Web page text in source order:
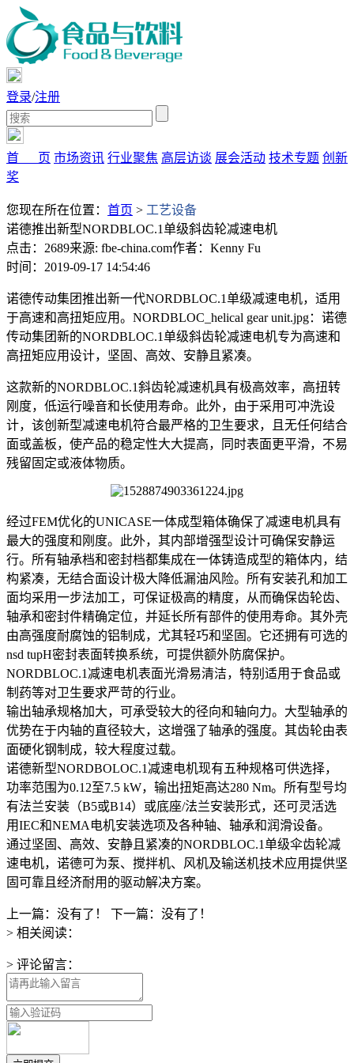
登录/注册
首 页 市场资讯 行业聚焦 高层访谈 展会活动 技术专题 创新
奖
您现在所在位置： 首页 > 工艺设备
诺德推出新型NORDBLOC.1单级斜齿轮减速电机
点击：2689来源: fbe-china.com作者：Kenny Fu
时间：2019-09-17 14:54:46
诺德传动集团推出新一代NORDBLOC.1单级减速电机，适用
于高速和高扭矩应用。NORDBLOC_helical gear unit.jpg：诺德
传动集团新的NORDBLOC.1单级斜齿轮减速电机专为高速和
高扭矩应用设计，坚固、高效、安静且紧凑。
这款新的NORDBLOC.1斜齿轮减速机具有极高效率，高扭转
刚度，低运行噪音和长使用寿命。此外，由于采用可冲洗设
计，该创新型减速电机符合最严格的卫生要求，且无任何结合
面或盖板，使产品的稳定性大大提高，同时表面更平滑，不易
残留固定或液体物质。
经过FEM优化的UNICASE一体成型箱体确保了减速电机具有
最大的强度和刚度。此外，其内部增强型设计可确保安静运
行。所有轴承档和密封档都集成在一体铸造成型的箱体内，结
构紧凑，无结合面设计极大降低漏油风险。所有安装孔和加工
面均采用一步法加工，可保证极高的精度，从而确保齿轮齿、
轴承和密封件精确定位，并延长所有部件的使用寿命。其外壳
由高强度耐腐蚀的铝制成，尤其轻巧和坚固。它还拥有可选的
nsd tupH密封表面转换系统，可提供额外防腐保护。
NORDBLOC.1减速电机表面光滑易清洁，特别适用于食品或
制药等对卫生要求严苛的行业。
输出轴承规格加大，可承受较大的径向和轴向力。大型轴承的
优势在于内轴的直径较大，这增强了轴承的强度。其齿轮由表
面硬化钢制成，较大程度过载。
诺德新型NORDBOLOC.1减速电机现有五种规格可供选择，
功率范围为0.12至7.5 kW，输出扭矩高达280 Nm。所有型号均
有法兰安装（B5或B14）或底座/法兰安装形式，还可灵活选
用IEC和NEMA电机安装选项及各种轴、轴承和润滑设备。
通过坚固、高效、安静且紧凑的NORDBLOC.1单级伞齿轮减
速电机，诺德可为泵、搅拌机、风机及输送机技术应用提供坚
固可靠且经济耐用的驱动解决方案。
上一篇：没有了！
下一篇：没有了！
> 相关阅读：
> 评论留言：